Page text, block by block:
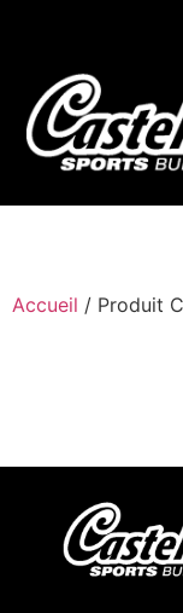
Accueil / Produit